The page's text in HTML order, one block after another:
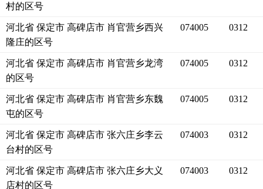
村的区号
河北省 保定市 高碑店市 肖官营乡西兴
隆庄的区号
074005 0312
河北省 保定市 高碑店市 肖官营乡龙湾
的区号
074005 0312
河北省 保定市 高碑店市 肖官营乡东魏
屯的区号
074005 0312
河北省 保定市 高碑店市 张六庄乡李云
台村的区号
074003 0312
河北省 保定市 高碑店市 张六庄乡大义
店村的区号
074003 0312